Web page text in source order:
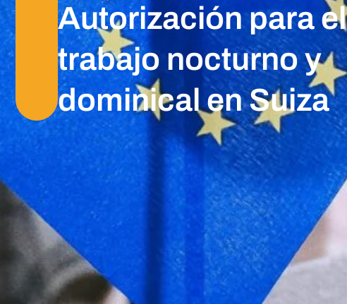
Autorización para el
trabajo nocturno y
dominical en Suiza